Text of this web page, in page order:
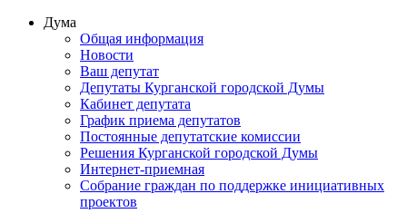
Дума
Общая информация
Новости
Ваш депутат
Депутаты Курганской городской Думы
Кабинет депутата
График приема депутатов
Постоянные депутатские комиссии
Решения Курганской городской Думы
Интернет-приемная
Собрание граждан по поддержке инициативных
проектов